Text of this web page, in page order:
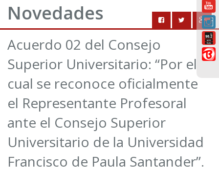
Novedades
Acuerdo 02 del Consejo
Superior Universitario: “Por el
cual se reconoce oficialmente
el Representante Profesoral
ante el Consejo Superior
Universitario de la Universidad
Francisco de Paula Santander”.